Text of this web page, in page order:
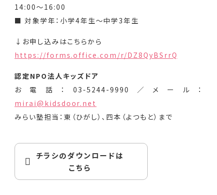
14:00～16:00
■ 対象学年：小学4年生～中学3年生
↓お申し込みはこちらから
https://forms.office.com/r/DZ8QyBSrrQ
認定NPO法人キッズドア
お電話：03-5244-9990／メール：
mirai@kidsdoor.net
みらい塾担当：東（ひがし）、四本（よつもと）まで
チラシのダウンロードは
こちら